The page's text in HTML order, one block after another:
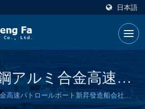
日本語
アルミ合金高速パ
ールボート
高速パトロールボート新昇發造船会社は
進的な船舶設計能力と信頼性のある造船技